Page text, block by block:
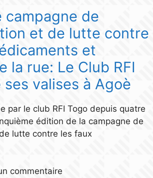
campagne de
et de lutte contre
et
la rue: Le Club RFI
valises à Agoè
par le club RFI Togo depuis quatre
édition de la campagne de
lutte contre les faux
commentaire